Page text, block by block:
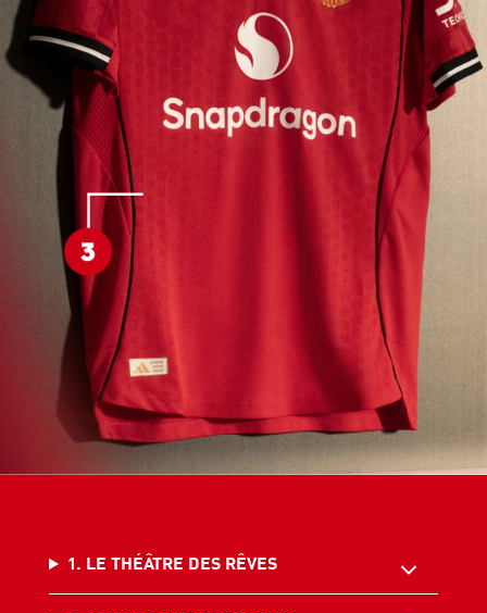
1. LE THÉÂTRE DES RÊVES